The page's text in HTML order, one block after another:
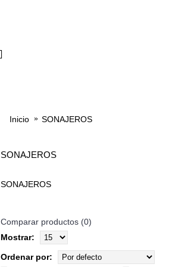
Inicio SONAJEROS
SONAJEROS
SONAJEROS
Comparar productos (0)
Mostrar:
Ordenar por: